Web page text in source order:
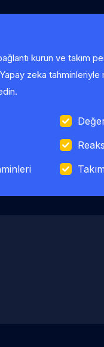
kurun ve takım
zeka tahminleriyle